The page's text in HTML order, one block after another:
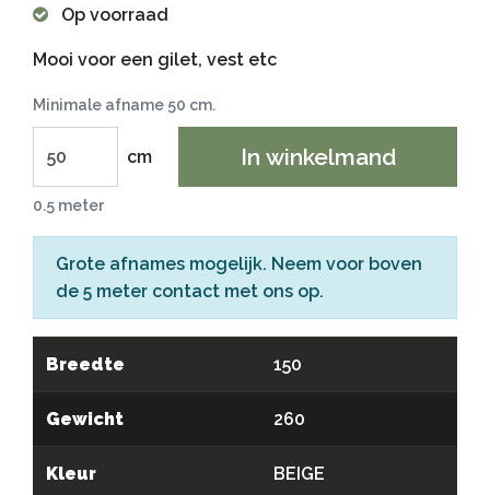
Op voorraad
Mooi voor een gilet, vest etc
Minimale afname 50 cm.
cm In winkelmand
0.5 meter
Grote afnames mogelijk. Neem voor boven
de 5 meter contact met ons op.
Breedte 150
Gewicht 260
Kleur BEIGE